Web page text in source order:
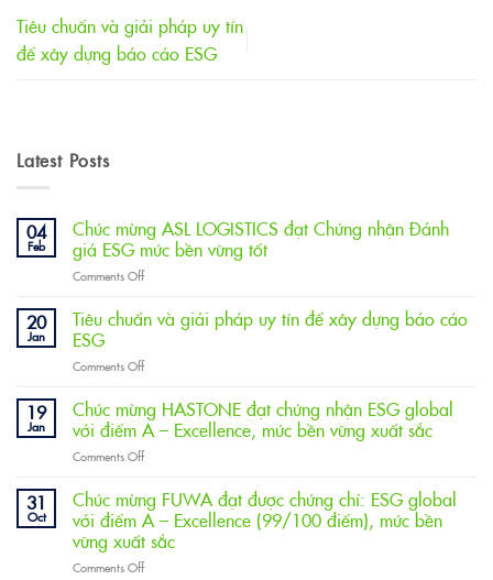
Tiêu chuẩn và giải pháp uy tín
để xây dựng báo cáo ESG
Latest Posts
04
Feb
Chúc mừng ASL LOGISTICS đạt Chứng nhận Đánh
giá ESG mức bền vững tốt
Comments Offon
mừng
ASL
đạt
nhận
Đánh
giá
ESG
bền
vững
tốt
20
Jan
Tiêu chuẩn và giải pháp uy tín để xây dựng báo cáo
ESG
Comments Offon
chuẩn
và
giải
pháp
tín
để
xây
dựng
báo
19
Jan
Chúc mừng HASTONE đạt chứng nhận ESG global
với điểm A – Excellence, mức bền vững xuất sắc
Comments Offon
mừng
HASTONE
đạt
chứng
nhận
31
Oct
Chúc mừng FUWA đạt được chứng chỉ: ESG global
với điểm A – Excellence (99/100 điểm), mức bền
vững xuất sắc
Comments Offon